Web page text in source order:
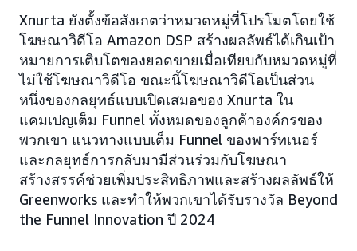
Xnurta ยังตั้งข้อสังเกตว่าหมวดหมู่ที่โปรโมตโดยใช้
โฆษณาวิดีโอ Amazon DSP สร้างผลลัพธ์ได้เกินเป้า
หมายการเติบโตของยอดขายเมื่อเทียบกับหมวดหมู่ที่
ไม่ใช้โฆษณาวิดีโอ ขณะนี้โฆษณาวิดีโอเป็นส่วน
หนึ่งของกลยุทธ์แบบเปิดเสมอของ Xnurta ใน
แคมเปญเต็ม Funnel ทั้งหมดของลูกค้าองค์กรของ
พวกเขา แนวทางแบบเต็ม Funnel ของพาร์ทเนอร์
และกลยุทธ์การกลับมามีส่วนร่วมกับโฆษณา
สร้างสรรค์ช่วยเพิ่มประสิทธิภาพและสร้างผลลัพธ์ให้
Greenworks และทำให้พวกเขาได้รับรางวัล Beyond
the Funnel Innovation ปี 2024